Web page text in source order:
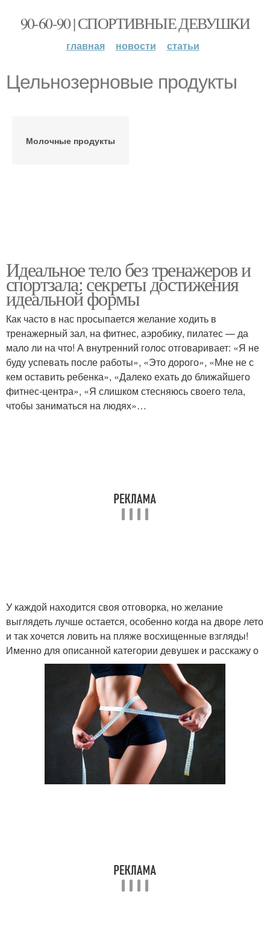
90-60-90 | СПОРТИВНЫЕ ДЕВУШКИ
главная новости статьи
Цельнозерновые продукты
Молочные продукты
Идеальное тело без тренажеров и
спортзала: секреты достижения
идеальной формы
Как часто в нас просыпается желание ходить в
тренажерный зал, на фитнес, аэробику, пилатес — да
мало ли на что! А внутренний голос отговаривает: «Я не
буду успевать после работы», «Это дорого», «Мне не с
кем оставить ребенка», «Далеко ехать до ближайшего
фитнес-центра», «Я слишком стесняюсь своего тела,
чтобы заниматься на людях»…
У каждой находится своя отговорка, но желание
выглядеть лучше остается, особенно когда на дворе лето
и так хочется ловить на пляже восхищенные взгляды!
Именно для описанной категории девушек и расскажу о